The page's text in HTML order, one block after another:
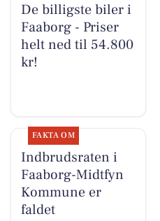
De billigste biler i
Faaborg - Priser
helt ned til 54.800
kr!
FAKTA OM
Indbrudsraten i
Faaborg-Midtfyn
Kommune er
faldet